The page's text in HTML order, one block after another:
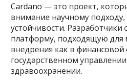
Cardano — это проект,
внимание научному подходу,
устойчивости. Разработчики
платформу, подходящую для
внедрения как в финансовой
государственном
здравоохранении.